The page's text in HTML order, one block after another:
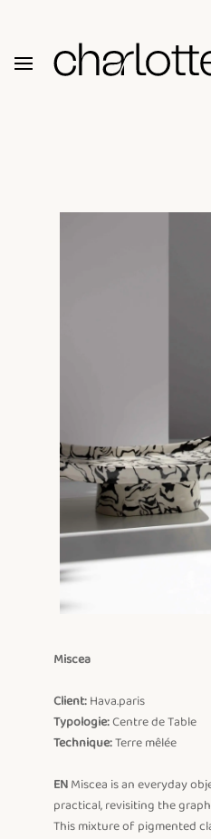
Miscea
Client:
Hava.paris
Typologie:
Centre de Table
Technique: Terre mêlée
EN Miscea is an everyday
practical, revisiting the
This mixture of pigmented